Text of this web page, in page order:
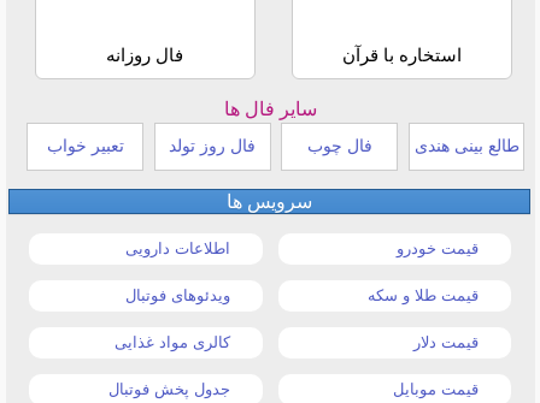
استخاره با قرآن فال روزانه
سایر فال ها
طالع بینی هندی فال چوب فال روز تولد تعبیر خواب
سرویس ها
قیمت خودرو اطلاعات دارویی
قیمت طلا و سکه ویدئوهای فوتبال
قیمت دلار کالری مواد غذایی
قیمت موبایل جدول پخش فوتبال